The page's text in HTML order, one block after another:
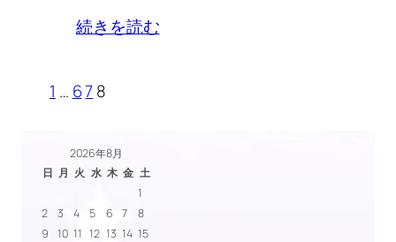
続きを読む
1 … 678
2026年8月
日 月 火 水 木 金 土
1
2
3 4 5 6 7
8
9
10 11 12 13 14 15